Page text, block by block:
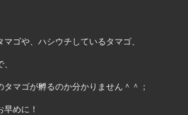
ゴや、ハシウチしているタマゴ、
マゴが孵るのか分かりません＾＾；
めに！